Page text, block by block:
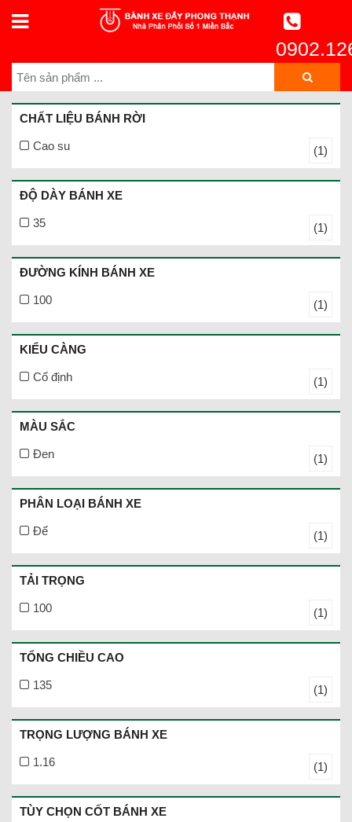
CHẤT LIỆU BÁNH RỜI
Cao su (1)
ĐỘ DÀY BÁNH XE
35 (1)
ĐƯỜNG KÍNH BÁNH XE
100 (1)
KIỂU CÀNG
Cố định (1)
MÀU SẮC
Đen (1)
PHÂN LOẠI BÁNH XE
Đế (1)
TẢI TRỌNG
100 (1)
TỔNG CHIỀU CAO
135 (1)
TRỌNG LƯỢNG BÁNH XE
1.16 (1)
TÙY CHỌN CỐT BÁNH XE